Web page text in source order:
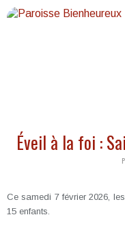
Éveil à la foi :
Ce samedi 7 février 2026,
15 enfants.